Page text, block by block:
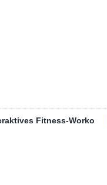
Fitness-Worko